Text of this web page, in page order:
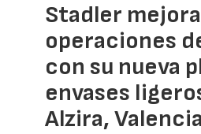
Stadler
operaciones
con su nueva
envases
Alzira, Valencia